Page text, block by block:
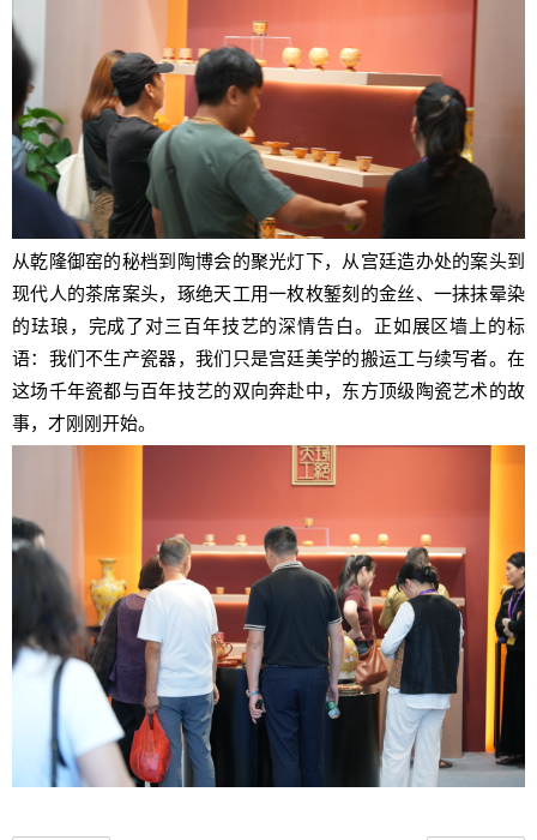
从乾隆御窑的秘档到陶博会的聚光灯下，从宫廷造办处的案头到
现代人的茶席案头，琢绝天工用一枚枚錾刻的金丝、一抹抹晕染
的珐琅，完成了对三百年技艺的深情告白。正如展区墙上的标
语：我们不生产瓷器，我们只是宫廷美学的搬运工与续写者。在
这场千年瓷都与百年技艺的双向奔赴中，东方顶级陶瓷艺术的故
事，才刚刚开始。